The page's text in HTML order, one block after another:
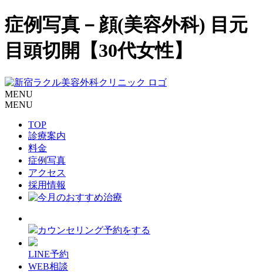
症例写真－顔(美容外科) 目元
目頭切開【30代女性】
MENU
MENU
TOP
診療案内
料金
症例写真
アクセス
採用情報
カウンセリング予約をする
LINE予約
WEB相談